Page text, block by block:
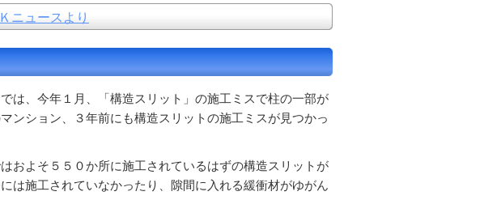
ニュースより
は、今年１月、「構造スリット」の施工ミスで柱の一部が
ンション、３年前にも構造スリットの施工ミスが見つかっ
およそ５５０か所に施工されているはずの構造スリットが
は施工されていなかったり、隙間に入れる緩衝材がゆがん